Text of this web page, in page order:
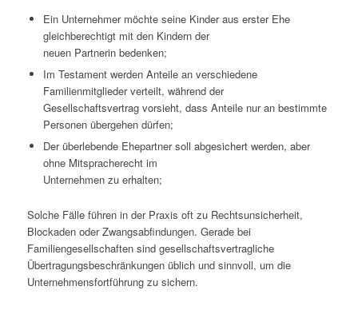
Ein Unternehmer möchte seine Kinder aus erster Ehe
gleichberechtigt mit den Kindern der
neuen Partnerin bedenken;
Im Testament werden Anteile an verschiedene
Familienmitglieder verteilt, während der
Gesellschaftsvertrag vorsieht, dass Anteile nur an bestimmte
Personen übergehen dürfen;
Der überlebende Ehepartner soll abgesichert werden, aber
ohne Mitspracherecht im
Unternehmen zu erhalten;
Solche Fälle führen in der Praxis oft zu Rechtsunsicherheit,
Blockaden oder Zwangsabfindungen. Gerade bei
Familiengesellschaften sind gesellschaftsvertragliche
Übertragungsbeschränkungen üblich und sinnvoll, um die
Unternehmensfortführung zu sichern.